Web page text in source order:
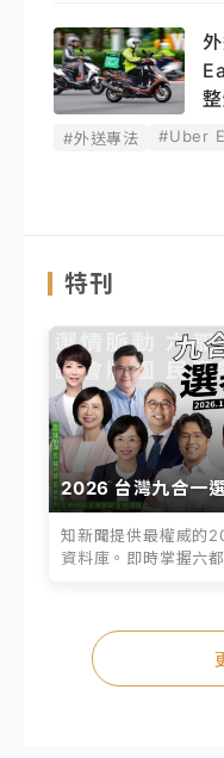
#外送專法 #Uber
特刊
2026 台灣九合一
知新聞提供最權威的
資料庫。即時掌握六